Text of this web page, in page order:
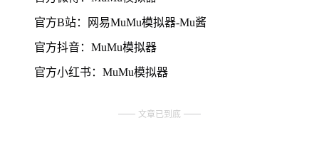
官方B站：网易MuMu模拟器-Mu酱
官方抖音：MuMu模拟器
官方小红书：MuMu模拟器
文章已到底